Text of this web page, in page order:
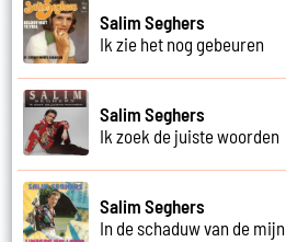
Salim Seghers
Ik zie het nog gebeuren
Salim Seghers
Ik zoek de juiste woorden
Salim Seghers
In de schaduw van de mijn